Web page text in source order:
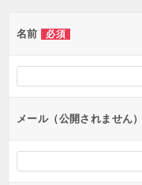
ー
シ
ン
名前 必須
メール（公開されません）